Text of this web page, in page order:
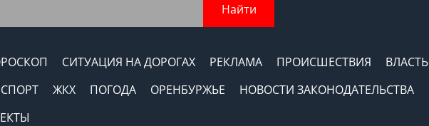
Найти
СИТУАЦИЯ НА ДОРОГАХ РЕКЛАМА ПРОИСШЕСТВИЯ
ВЛАСТЬ
СПОРТ ЖКХ ПОГОДА ОРЕНБУРЖЬЕ
НОВОСТИ ЗАКОНОДАТЕЛЬСТВА